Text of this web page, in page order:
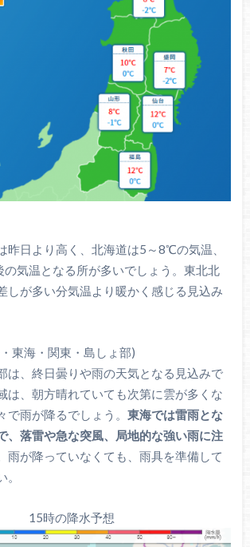
昨日より高く、北海道は5～8℃の気温、
気温となる所が多いでしょう。東北北
しが多い分気温より暖かく感じる見込み
東海・関東・島しょ部)
は、終日曇りや雨の天気となる見込みで
は、朝方晴れていても次第に雲が多くな
で雨が降るでしょう。 東海では雷雨とな
、落雷や急な突風、局地的な強い雨に注
雨が降っていなくても、雨具を準備して
15時の降水予想